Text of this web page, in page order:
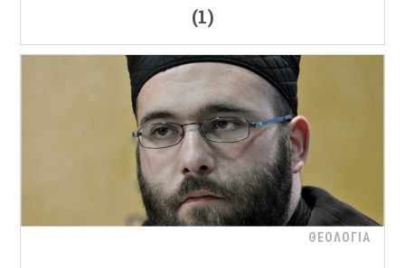
(1)
ΘΕΟΛΟΓΙΑ